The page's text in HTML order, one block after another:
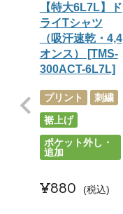
【特大6L7L】ド
ライTシャツ
（吸汗速乾・4,4
オンス） [TMS-
300ACT-6L7L]
プリント
刺繍
裾上げ
ポケット外し・
追加
¥880 税込